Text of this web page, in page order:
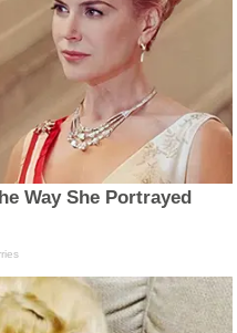
Way She Portrayed